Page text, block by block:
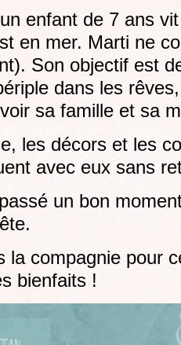
enfant de 7 ans
en mer. Marti ne
Son objectif est
dans les
sa famille et sa
les décors et les
avec eux sans
un bon
la compagnie pour
bienfaits !